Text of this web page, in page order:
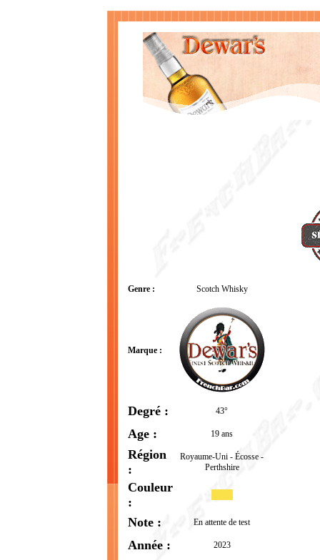
Genre : Scotch Whisky
Marque :
Degré : 43°
Age : 19 ans
Région
:
Royaume-Uni - Écosse -
Perthshire
Couleur
:
Note :
En attente de test
Année : 2023